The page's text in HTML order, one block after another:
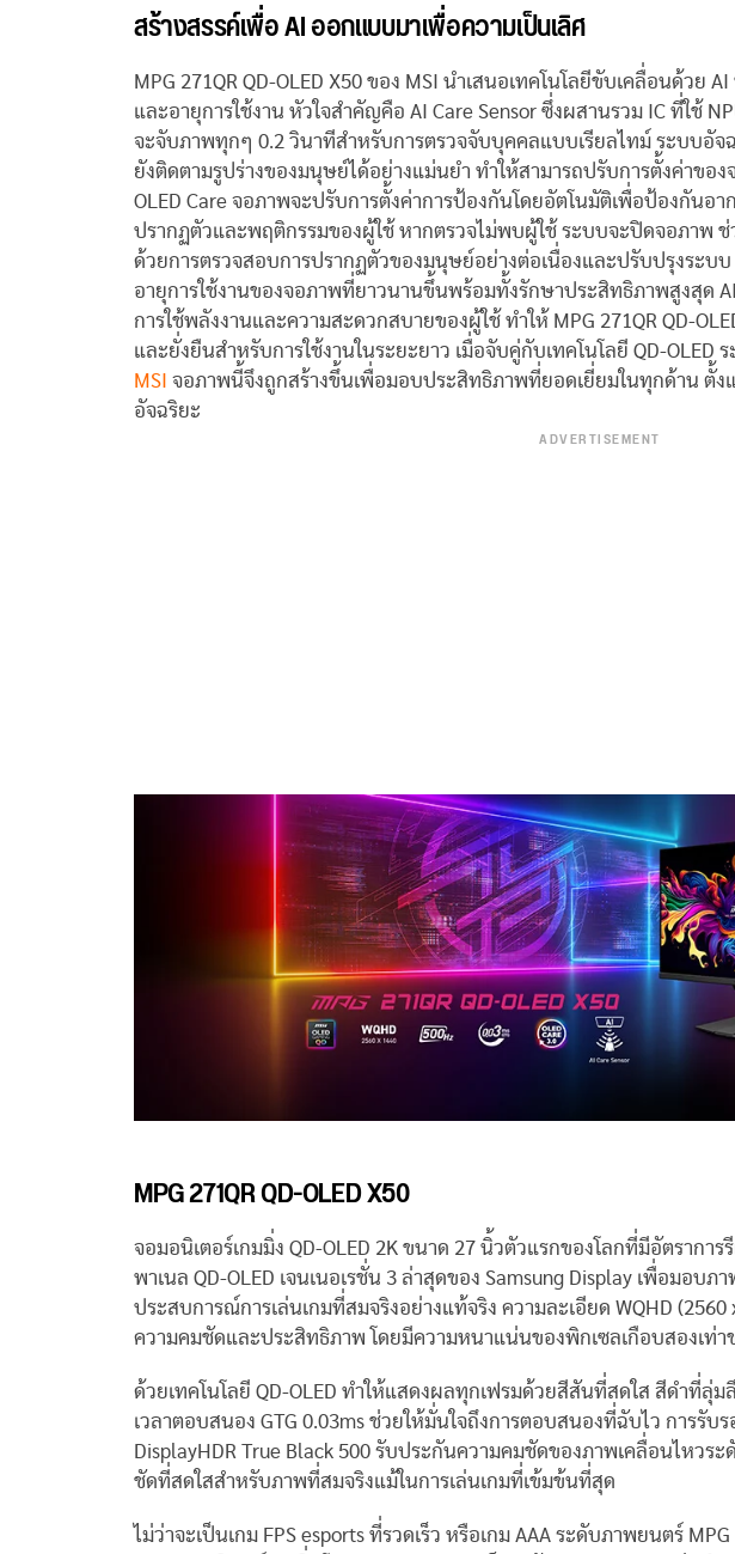
สร้างสรรค์เพื่อ AI ออกแบบมาเพื่อความเป็นเลิศ
MPG 271QR QD-OLED X50 ของ MSI นำเสนอเทคโนโลยีขับเคลื่อนด้ว
และอายุการใช้งาน หัวใจสำคัญคือ AI Care Sensor ซึ่งผสานรวม IC ที่ใช้
จะจับภาพทุกๆ 0.2 วินาทีสำหรับการตรวจจับบุคคลแบบเรียลไทม์ ระบบอัจ
ยังติดตามรูปร่างของมนุษย์ได้อย่างแม่นยำ ทำให้สามารถปรับการตั้งค่าขอ
OLED Care จอภาพจะปรับการตั้งค่าการป้องกันโดยอัตโนมัติเพื่อป้องกันอ
ปรากฏตัวและพฤติกรรมของผู้ใช้ หากตรวจไม่พบผู้ใช้ ระบบจะปิดจอภาพ
ด้วยการตรวจสอบการปรากฏตัวของมนุษย์อย่างต่อเนื่องและปรับปรุงระบบ
อายุการใช้งานของจอภาพที่ยาวนานขึ้นพร้อมทั้งรักษาประสิทธิภาพสูงสุด
การใช้พลังงานและความสะดวกสบายของผู้ใช้ ทำให้ MPG 271QR QD-
และยั่งยืนสำหรับการใช้งานในระยะยาว เมื่อจับคู่กับเทคโนโลยี QD-OLED
MSI จอภาพนี้จึงถูกสร้างขึ้นเพื่อมอบประสิทธิภาพที่ยอดเยี่ยมในทุกด้าน ตั้ง
อัจฉริยะ
ADVERTISEMENT
MPG 271QR QD-OLED X50
จอมอนิเตอร์เกมมิ่ง QD-OLED 2K ขนาด 27 นิ้วตัวแรกของโลกที่มีอัตราการ
พาเนล QD-OLED เจนเนอเรชั่น 3 ล่าสุดของ Samsung Display เพื่อมอบ
ประสบการณ์การเล่นเกมที่สมจริงอย่างแท้จริง ความละเอียด WQHD
ความคมชัดและประสิทธิภาพ โดยมีความหนาแน่นของพิกเซลเกือบสองเท่
ด้วยเทคโนโลยี QD-OLED ทำให้แสดงผลทุกเฟรมด้วยสีสันที่สดใส สีดำที่ลุ่
เวลาตอบสนอง GTG 0.03ms ช่วยให้มั่นใจถึงการตอบสนองที่ฉับไว การรับร
DisplayHDR True Black 500 รับประกันความคมชัดของภาพเคลื่อนไหว
ชัดที่สดใสสำหรับภาพที่สมจริงแม้ในการเล่นเกมที่เข้มข้นที่สุด
ไม่ว่าจะเป็นเกม FPS esports ที่รวดเร็ว หรือเกม AAA ระดับภาพยนตร์